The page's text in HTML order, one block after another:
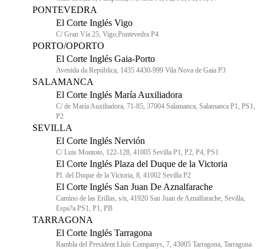
PONTEVEDRA
El Corte Inglés Vigo
C/ Gran Vía 25, Vigo,Pontevedra P4
PORTO/OPORTO
El Corte Inglés Gaia-Porto
Avenida da República, 1435 4430-999 Vila Nova de Gaia P3
SALAMANCA
El Corte Inglés María Auxiliadora
C/ de María Auxiliadora, 71-85, 37004 Salamanca, Salamanca P1, PS1,
P2
SEVILLA
El Corte Inglés Nervión
C/ Luis Montoto, 122-128, 41005 Sevilla P1, P2, P4, PS1
El Corte Inglés Plaza del Duque de la Victoria
Pl. del Duque de la Victoria, 8, 41002 Sevilla P2
El Corte Inglés San Juan De Aznalfarache
Camino de las Erillas, s/n, 41920 San Juan de Aznalfarache, Sevilla,
Espa?a PS1, P1, PB
TARRAGONA
El Corte Inglés Tarragona
Rambla del President Lluís Companys, 7, 43005 Tarragona, Tarragona